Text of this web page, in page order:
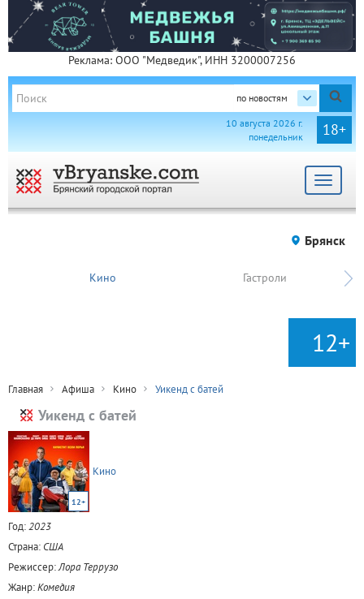
Реклама: ООО "Медведик", ИНН 3200007256
по новостям
18+
10 августа 2026 г.
понедельник
Toggle
Брянск
Кино Гастроли
12+
Главная Афиша Кино Уикенд с батей
Уикенд с батей
12+
Кино
Год:2023
Страна: США
Режиссер:Лора Террузо
Жанр:Комедия